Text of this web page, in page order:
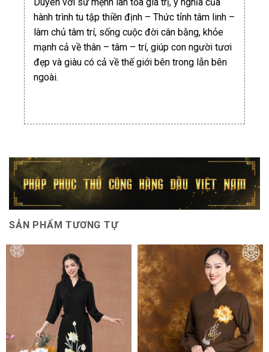
hành trình tu tập thiền định – Thức tỉnh tâm linh –
làm chủ tâm trí, sống cuộc đời cân bằng, khỏe
mạnh cả về thân – tâm – trí, giúp con người tươi
đẹp và giàu có cả về thế giới bên trong lẫn bên
ngoài.
SẢN PHẨM TƯƠNG TỰ